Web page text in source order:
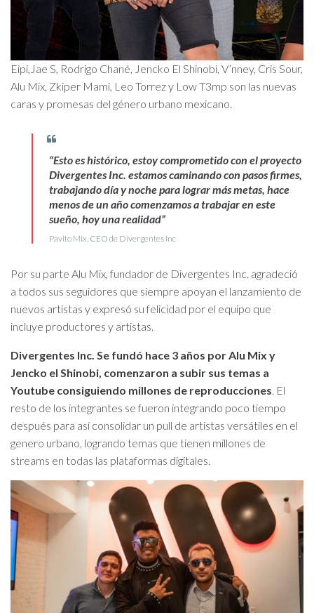
Eipi,Jae S, Rodrigo Chané, Jencko El Shinobi, V’nney, Cris Sour,
Alu Mix, Zkiper Mami, Leo Torrez y Low T3mp son las nuevas
caras y promesas del género urbano mexicano.
“Esto es histórico, estoy comprometido con el proyecto
Divergentes Inc. estamos caminando con pasos firmes,
trabajando día y noche para lograr más metas, hace
menos de un año comenzamos a trabajar en este
sueño, hoy una realidad”
Pavito Mix, CEO de Divergentes Inc
Por su parte Alu Mix, fundador de Divergentes Inc. agradeció
a todos sus seguidores que siempre apoyan el lanzamiento de
nuevos artistas y expresó su felicidad por el equipo que
incluye productores y artistas.
Divergentes Inc. Se fundó hace 3 años por Alu Mix y
Jencko el Shinobi, comenzaron a subir sus temas a
Youtube consiguiendo millones de reproducciones. El
resto de los integrantes se fueron integrando poco tiempo
después para así consolidar un pull de artistas versátiles en el
genero urbano, logrando temas que tienen millones de
streams en todas las plataformas digitales.